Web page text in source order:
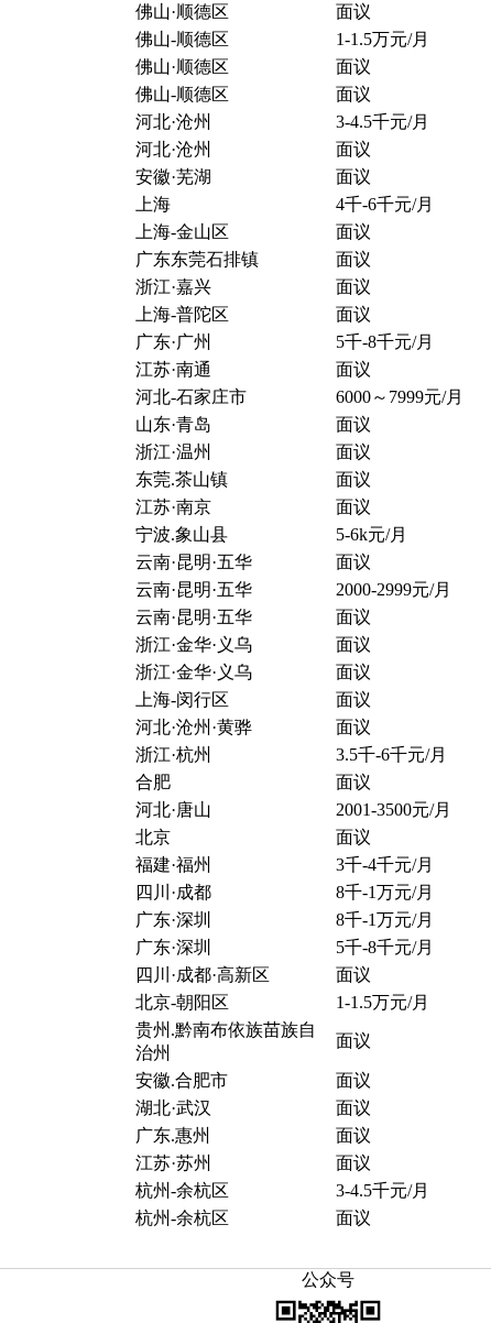
佛山·顺德区
面议
佛山-顺德区
1-1.5万元/月
佛山·顺德区
面议
佛山-顺德区
面议
河北·沧州
3-4.5千元/月
河北·沧州
面议
安徽·芜湖
面议
上海
4千-6千元/月
上海-金山区
面议
广东东莞石排镇
面议
浙江·嘉兴
面议
上海-普陀区
面议
广东·广州
5千-8千元/月
江苏·南通
面议
河北-石家庄市
6000～7999元/月
山东·青岛
面议
浙江·温州
面议
东莞.茶山镇
面议
江苏·南京
面议
宁波.象山县
5-6k元/月
云南·昆明·五华
面议
云南·昆明·五华
2000-2999元/月
云南·昆明·五华
面议
浙江·金华·义乌
面议
浙江·金华·义乌
面议
上海-闵行区
面议
河北·沧州·黄骅
面议
浙江·杭州
3.5千-6千元/月
合肥
面议
河北·唐山
2001-3500元/月
北京
面议
福建·福州
3千-4千元/月
四川·成都
8千-1万元/月
广东·深圳
8千-1万元/月
广东·深圳
5千-8千元/月
四川·成都·高新区
面议
北京-朝阳区
1-1.5万元/月
贵州.黔南布依族苗族自
治州
面议
安徽.合肥市 面议
湖北·武汉
面议
广东.惠州
面议
江苏·苏州
面议
杭州-余杭区
3-4.5千元/月
杭州-余杭区
面议
公众号